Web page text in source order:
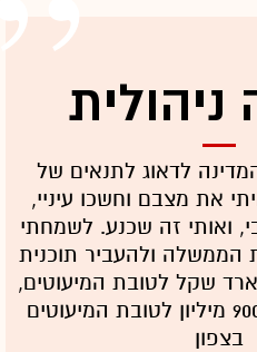
ניהולית
לדאוג לתנאים של
את מצבם וחשכו עיניי,
ואותי זה שכנע. לשמחתי
ולהעביר תוכנית
10.2 מיליארד שקל לטובת המיעוטים,
ותקציב נוסף של 900 מיליון לטובת המיעוטים
בצפון